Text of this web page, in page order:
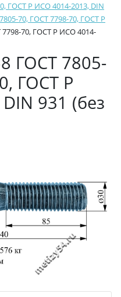
ГОСТ Р ИСО 4014-2013, DIN
70, ГОСТ 7798-70, ГОСТ Р
70, ГОСТ Р ИСО 4014-
ГОСТ 7805-
ГОСТ Р
931 (без